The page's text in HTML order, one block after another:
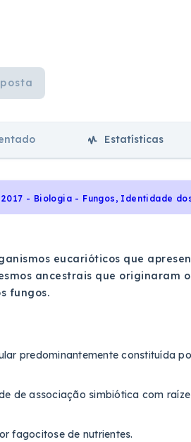
Estatísticas
2017 - Biologia - Fungos, Identidade
eucarióticos que
ancestrais que originaram
fungos.
predominantemente constituída
de associação simbiótica com
fagocitose de nutrientes.